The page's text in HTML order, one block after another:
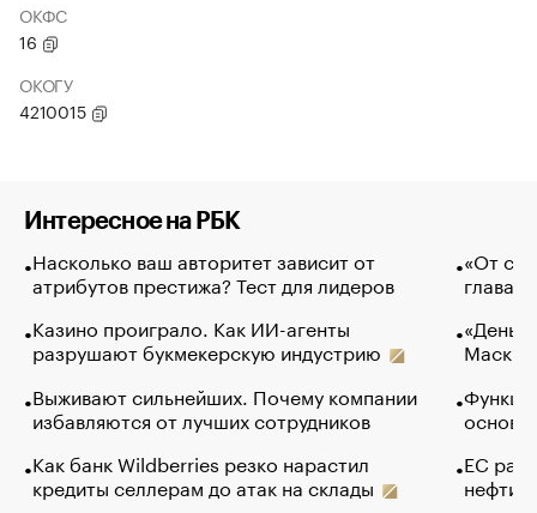
ОКФС
16
ОКОГУ
4210015
Интересное на РБК
Насколько ваш авторитет зависит от
атрибутов престижа? Тест для лидеров
Казино проиграло. Как ИИ-агенты
разрушают букмекерскую индустрию
Выживают сильнейших. Почему компании
избавляются от лучших сотрудников
Как банк Wildberries резко нарастил
кредиты селлерам до атак на склады
«От
глава
Маск в
основ
ЕС
нефти